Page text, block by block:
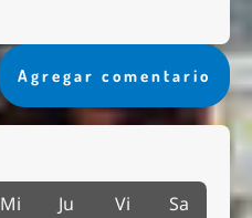
Agregar comentario
Mi Ju Vi
Sa